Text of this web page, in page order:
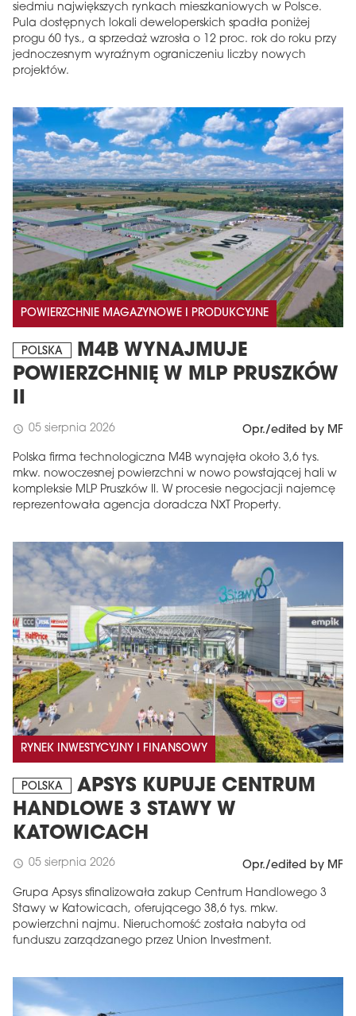
siedmiu największych rynkach mieszkaniowych w Polsce.
Pula dostępnych lokali deweloperskich spadła poniżej
progu 60 tys., a sprzedaż wzrosła o 12 proc. rok do roku przy
jednoczesnym wyraźnym ograniczeniu liczby nowych
projektów.
POWIERZCHNIE MAGAZYNOWE I PRODUKCYJNE
POLSKA
M4B WYNAJMUJE
POWIERZCHNIĘ W MLP PRUSZKÓW
II
schedule 05 sierpnia 2026 Opr./edited by MF
Polska firma technologiczna M4B wynajęła około 3,6 tys.
mkw. nowoczesnej powierzchni w nowo powstającej hali w
kompleksie MLP Pruszków II. W procesie negocjacji najemcę
reprezentowała agencja doradcza NXT Property.
RYNEK INWESTYCYJNY I FINANSOWY
POLSKA
APSYS KUPUJE CENTRUM
HANDLOWE 3 STAWY W
KATOWICACH
schedule 05 sierpnia 2026 Opr./edited by MF
Grupa Apsys sfinalizowała zakup Centrum Handlowego 3
Stawy w Katowicach, oferującego 38,6 tys. mkw.
powierzchni najmu. Nieruchomość została nabyta od
funduszu zarządzanego przez Union Investment.